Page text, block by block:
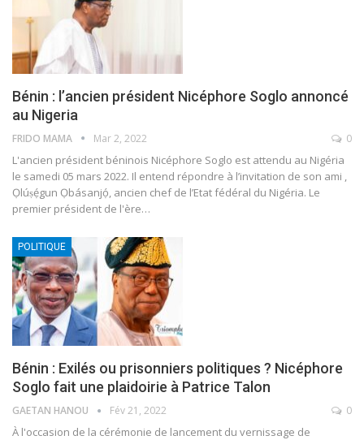
Bénin : l’ancien président Nicéphore Soglo annoncé
au Nigeria
FRIDO MAMA Mar 2, 2022 0
L'ancien président béninois Nicéphore Soglo est attendu au Nigéria
le samedi 05 mars 2022. Il entend répondre à l’invitation de son ami ,
Ọlúṣẹ́gun Ọbásanjọ́, ancien chef de l’Etat fédéral du Nigéria. Le
premier président de l'ère…
POLITIQUE
Bénin : Exilés ou prisonniers politiques ? Nicéphore
Soglo fait une plaidoirie à Patrice Talon
GAETAN HANOU Fév 21, 2022 0
À l'occasion de la cérémonie de lancement du vernissage de